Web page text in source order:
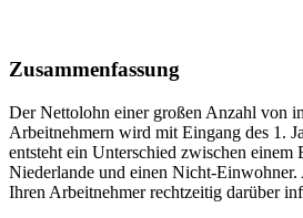
Zusammenfassung
Der Nettolohn einer großen Anzahl von
Arbeitnehmern wird mit Eingang des 1.
entsteht ein Unterschied zwischen einem
Niederlande und einen Nicht-
Ihren Arbeitnehmer rechtzeitig darüber